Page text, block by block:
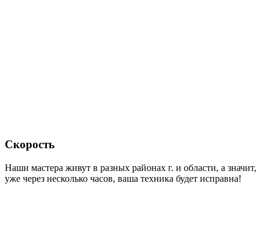
Скорость
Наши мастера живут в разных районах г. и области, а значит,
уже через несколько часов, ваша техника будет исправна!